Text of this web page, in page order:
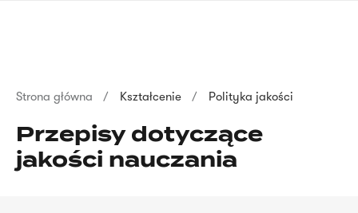
Ścieżka
nawigacyjna
Strona główna Kształcenie Polityka jakości
Przepisy dotyczące
jakości nauczania